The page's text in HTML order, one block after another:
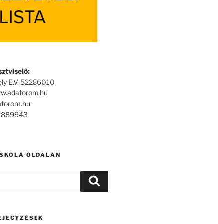
E.V. 52286010
OLDALÁN